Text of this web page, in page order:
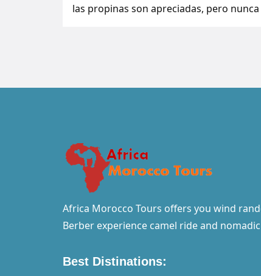
las propinas son apreciadas, pero
Africa Morocco Tours offers you wind
Berber experience camel ride and
Best Distinations: